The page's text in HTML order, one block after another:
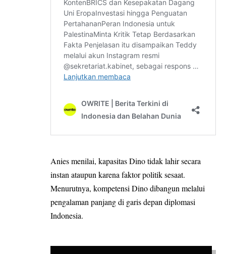
Anies menilai, kapasitas Dino tidak lahir secara
instan ataupun karena faktor politik sesaat.
Menurutnya, kompetensi Dino dibangun melalui
pengalaman panjang di garis depan diplomasi
Indonesia.